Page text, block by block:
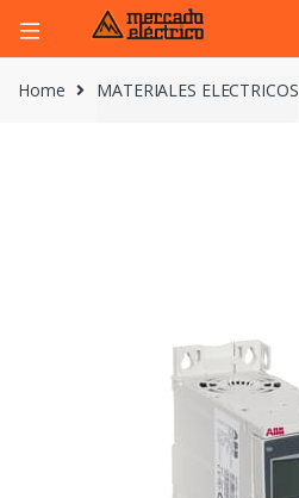
Home MATERIALES ELECTRICOS